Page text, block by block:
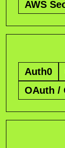
AWS
Auth0
OAuth /